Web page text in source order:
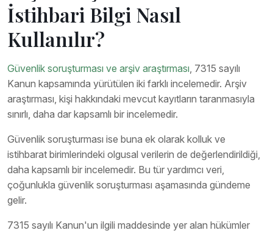
İstihbari Bilgi Nasıl
Kullanılır?
Güvenlik soruşturması ve arşiv araştırması, 7315 sayılı
Kanun kapsamında yürütülen iki farklı incelemedir. Arşiv
araştırması, kişi hakkındaki mevcut kayıtların taranmasıyla
sınırlı, daha dar kapsamlı bir incelemedir.
Güvenlik soruşturması ise buna ek olarak kolluk ve
istihbarat birimlerindeki olgusal verilerin de değerlendirildiği,
daha kapsamlı bir incelemedir. Bu tür yardımcı veri,
çoğunlukla güvenlik soruşturması aşamasında gündeme
gelir.
7315 sayılı Kanun'un ilgili maddesinde yer alan hükümler